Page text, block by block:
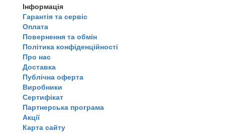
Інформація
Гарантія та сервіс
Оплата
Повернення та обмін
Політика конфіденційності
Про нас
Доставка
Публічна оферта
Виробники
Сертифікат
Партнерська програма
Акції
Карта сайту